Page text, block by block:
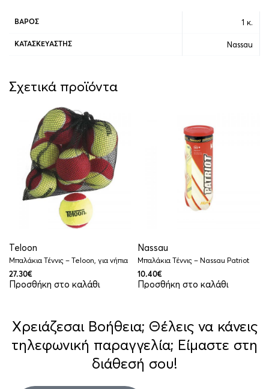
ΒΆΡΟΣ 1 κ.
ΚΑΤΑΣΚΕΥΑΣΤΉΣ Nassau
Σχετικά προϊόντα
Teloon
Μπαλάκια Τέννις – Teloon, για νήπια
27.30€
Προσθήκη στο καλάθι
Nassau
Μπαλάκια Τέννις – Nassau Patriot
10.40€
Προσθήκη στο καλάθι
Χρειάζεσαι Βοήθεια; Θέλεις να κάνεις
τηλεφωνική παραγγελία; Είμαστε στη
διάθεσή σου!